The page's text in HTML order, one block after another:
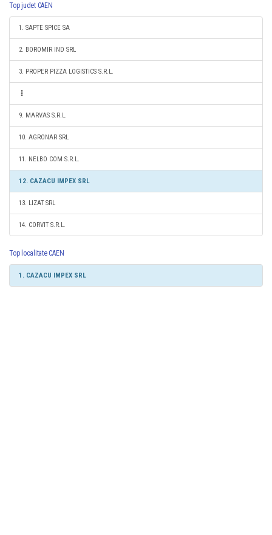
Top judet CAEN
1. SAPTE SPICE SA
2. BOROMIR IND SRL
3. PROPER PIZZA LOGISTICS S.R.L.
9. MARVAS S.R.L.
10. AGRONAR SRL
11. NELBO COM S.R.L.
12. CAZACU IMPEX SRL
13. LIZAT SRL
14. CORVIT S.R.L.
Top localitate CAEN
1. CAZACU IMPEX SRL